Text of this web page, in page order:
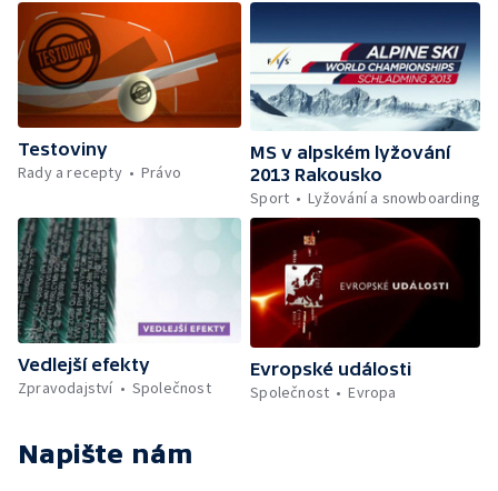
Testoviny
Rady a recepty
Právo
MS v alpském lyžování
2013 Rakousko
Sport
Lyžování a snowboarding
Vedlejší efekty
Zpravodajství
Společnost
Evropské události
Společnost
Evropa
Napište nám